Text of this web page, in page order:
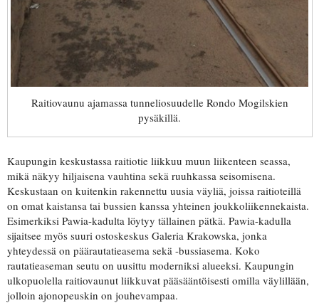
Raitiovaunu ajamassa tunneliosuudelle Rondo Mogilskien
pysäkillä.
Kaupungin keskustassa raitiotie liikkuu muun liikenteen seassa,
mikä näkyy hiljaisena vauhtina sekä ruuhkassa seisomisena.
Keskustaan on kuitenkin rakennettu uusia väyliä, joissa raitioteillä
on omat kaistansa tai bussien kanssa yhteinen joukkoliikennekaista.
Esimerkiksi Pawia-kadulta löytyy tällainen pätkä. Pawia-kadulla
sijaitsee myös suuri ostoskeskus Galeria Krakowska, jonka
yhteydessä on päärautatieasema sekä -bussiasema. Koko
rautatieaseman seutu on uusittu moderniksi alueeksi. Kaupungin
ulkopuolella raitiovaunut liikkuvat pääsääntöisesti omilla väylillään,
jolloin ajonopeuskin on jouhevampaa.